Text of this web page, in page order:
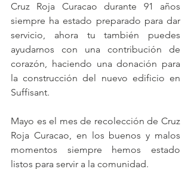
Cruz Roja Curacao durante 91 años
siempre ha estado preparado para dar
servicio, ahora tu también puedes
ayudarnos con una contribución de
corazón, haciendo una donación para
la construcción del nuevo edificio en
Suffisant.
Mayo es el mes de recolección de Cruz
Roja Curacao, en los buenos y malos
momentos siempre hemos estado
listos para servir a la comunidad.